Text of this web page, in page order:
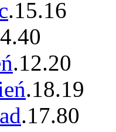
.15.16
.40
.12.20
.18.19
.17.80